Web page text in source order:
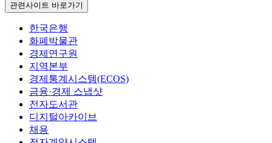
관련사이트 바로가기
한국은행
화폐박물관
경제연구원
지역본부
경제통계시스템(ECOS)
금융·경제 스냅샷
전자도서관
디지털아카이브
채용